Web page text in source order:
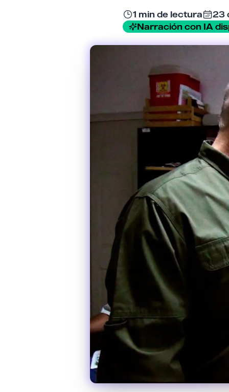
1 min de lectura
23
Narración con IA